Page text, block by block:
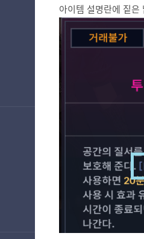
아이템 설명란에 짙